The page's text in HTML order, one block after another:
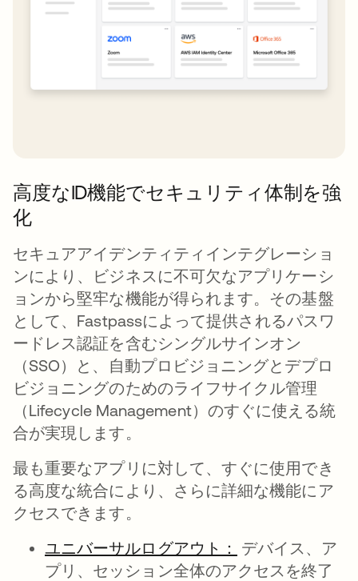
高度なID機能でセキュリティ体制を強
化
セキュアアイデンティティインテグレーショ
ンにより、ビジネスに不可欠なアプリケーシ
ョンから堅牢な機能が得られます。その基盤
として、Fastpassによって提供されるパスワ
ードレス認証を含むシングルサインオン
（SSO）と、自動プロビジョニングとデプロ
ビジョニングのためのライフサイクル管理
（Lifecycle Management）のすぐに使える統
合が実現します。
最も重要なアプリに対して、すぐに使用でき
る高度な統合により、さらに詳細な機能にア
クセスできます。
ユニバーサルログアウト：
新しいタブで開
デバイス、ア
プリ、セッション全体のアクセスを終了